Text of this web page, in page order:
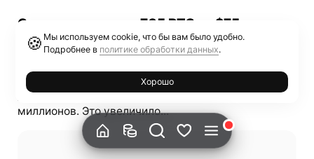
Стратегия купила 705 BTC за $75
миллионов, всего 580,955 BTC
(MSTR) Компания Strategy (MSTR) приобрела
дополнительно 705 BTC за примерно $75
миллионов. Это увеличило...
🍪 Мы используем cookie, что бы вам было удобно.
Подробнее в политике обработки данных.
Хорошо